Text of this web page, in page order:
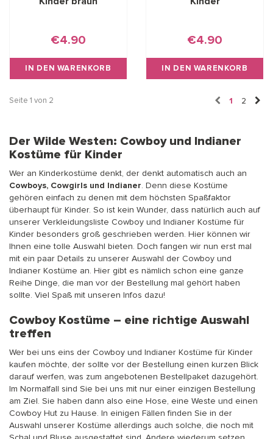
€4.90
IN DEN WARENKORB
€4.90
IN DEN WARENKORB
Seite 1 von 2 1 2
Der Wilde Westen: Cowboy und Indianer
Kostüme für Kinder
Wer an Kinderkostüme denkt, der denkt automatisch auch an
Cowboys, Cowgirls und Indianer. Denn diese Kostüme
gehören einfach zu denen mit dem höchsten Spaßfaktor
überhaupt für Kinder. So ist kein Wunder, dass natürlich auch auf
unserer Verkleidungsliste Cowboy und Indianer Kostüme für
Kinder besonders groß geschrieben werden. Hier können wir
Ihnen eine tolle Auswahl bieten. Doch fangen wir nun erst mal
mit ein paar Details zu unserer Auswahl der Cowboy und
Indianer Kostüme an. Hier gibt es nämlich schon eine ganze
Reihe Dinge, die man vor der Bestellung mal gehört haben
sollte. Viel Spaß mit unseren Infos dazu!
Cowboy Kostüme – eine richtige Auswahl
treffen
Wer bei uns eins der Cowboy und Indianer Kostüme für Kinder
kaufen möchte, der sollte vor der Bestellung einen kurzen Blick
darauf werfen, was zum angebotenen Bestellpaket dazugehört.
Im Normalfall sind Sie bei uns mit nur einer einzigen Bestellung
am Ziel. Sie haben dann also eine Hose, eine Weste und einen
Cowboy Hut zu Hause. In einigen Fällen finden Sie in der
Auswahl unserer Kostüme allerdings auch solche, die noch mit